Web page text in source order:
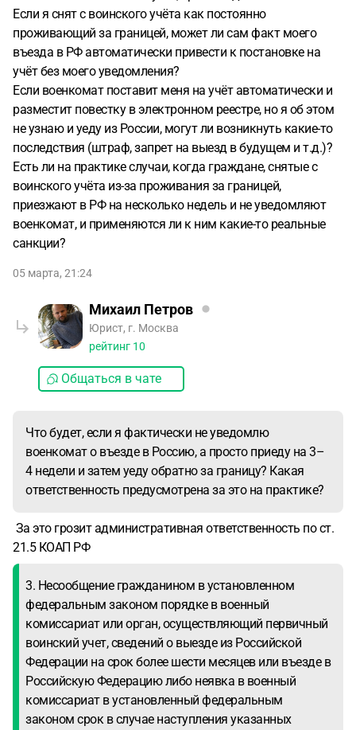
Если я снят с воинского учёта как постоянно
проживающий за границей, может ли сам факт моего
въезда в РФ автоматически привести к постановке на
учёт без моего уведомления?
Если военкомат поставит меня на учёт автоматически и
разместит повестку в электронном реестре, но я об этом
не узнаю и уеду из России, могут ли возникнуть какие-то
последствия (штраф, запрет на выезд в будущем и т.д.)?
Есть ли на практике случаи, когда граждане, снятые с
воинского учёта из-за проживания за границей,
приезжают в РФ на несколько недель и не уведомляют
военкомат, и применяются ли к ним какие-то реальные
санкции?
05 марта, 21:24
Михаил Петров
Юрист, г. Москва
рейтинг 10
Общаться в чате
Что будет, если я фактически не уведомлю
военкомат о въезде в Россию, а просто приеду на 3–
4 недели и затем уеду обратно за границу? Какая
ответственность предусмотрена за это на практике?
За это грозит административная ответственность по ст.
21.5 КОАП РФ
3. Несообщение гражданином в установленном
федеральным законом порядке в военный
комиссариат или орган, осуществляющий первичный
воинский учет, сведений о выезде из Российской
Федерации на срок более шести месяцев или въезде в
Российскую Федерацию либо неявка в военный
комиссариат в установленный федеральным
законом срок в случае наступления указанных